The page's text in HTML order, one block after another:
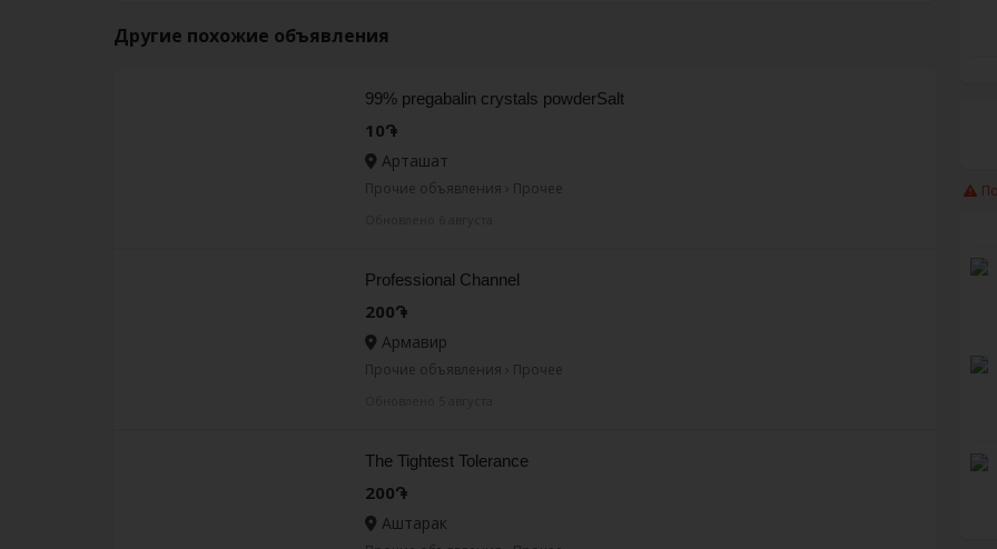
Другие похожие объявления
99% pregabalin crystals powderSalt
10֏
Арташат
Прочие объявления › Прочее
Professional Channel
200֏
Армавир
Прочие объявления › Прочее
The Tightest Tolerance
200֏
Аштарак